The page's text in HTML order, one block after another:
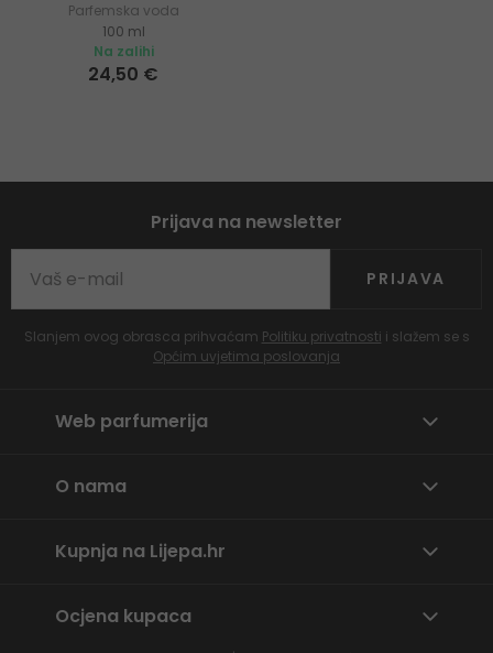
Parfemska voda
100 ml
Na zalihi
24,50 €
Prijava na newsletter
PRIJAVA
Slanjem ovog obrasca prihvaćam Politiku privatnosti i slažem se s
Općim uvjetima poslovanja
Web parfumerija
O nama
Kupnja na Lijepa.hr
Ocjena kupaca